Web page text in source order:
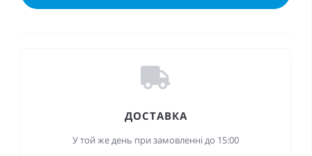
ДОСТАВКА
У той же день при замовленні до 15:00